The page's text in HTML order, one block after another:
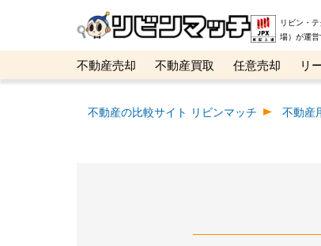
リビン・
場）が運
不動産売却 不動産買取 任意売却 リ
メタ住宅展示場
ベスト不動産カンパニー
不動産の比較サイト リビンマッチ 不動産